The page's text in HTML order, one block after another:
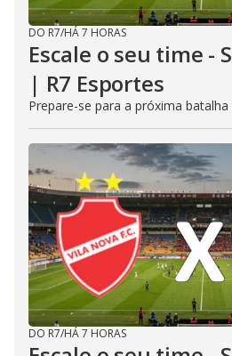
DO R7/HÁ 7 HORAS
Escale o seu time -
| R7 Esportes
Prepare-se para a próxima batalha
DO R7/HÁ 7 HORAS